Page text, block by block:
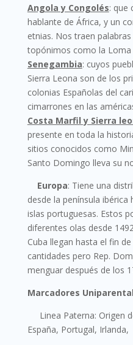
Angola y Congolés: que
hablante de África, y un
etnias. Nos traen
topónimos como la Loma
Senegambia: cuyos
Sierra Leona son de los
colonias Españolas del
cimarrones en las
Costa Marfil y Sierra
presente en toda la
sitios conocidos como
Santo Domingo lleva su
Europa: Tiene una
desde la península ibérica
islas portuguesas. Estos
diferentes olas desde
Cuba llegan hasta el fin
cantidades pero Rep.
menguar después de los
Marcadores
Linea Paterna: Origen
España, Portugal, Irlanda,